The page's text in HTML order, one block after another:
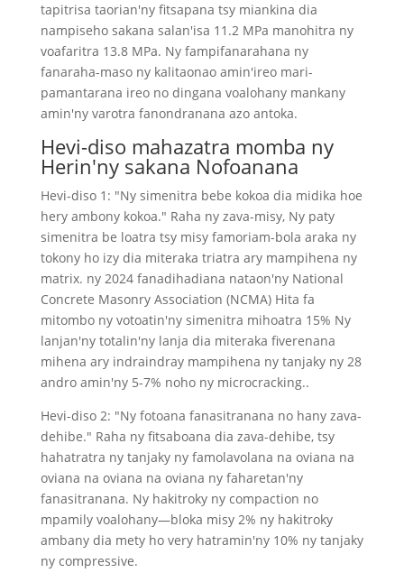
tapitrisa taorian'ny fitsapana tsy miankina dia
nampiseho sakana salan'isa 11.2 MPa manohitra ny
voafaritra 13.8 MPa. Ny fampifanarahana ny
fanaraha-maso ny kalitaonao amin'ireo mari-
pamantarana ireo no dingana voalohany mankany
amin'ny varotra fanondranana azo antoka.
Hevi-diso mahazatra momba ny
Herin'ny sakana Nofoanana
Hevi-diso 1: "Ny simenitra bebe kokoa dia midika hoe
hery ambony kokoa." Raha ny zava-misy, Ny paty
simenitra be loatra tsy misy famoriam-bola araka ny
tokony ho izy dia miteraka triatra ary mampihena ny
matrix. ny 2024 fanadihadiana nataon'ny National
Concrete Masonry Association (NCMA) Hita fa
mitombo ny votoatin'ny simenitra mihoatra 15% Ny
lanjan'ny totalin'ny lanja dia miteraka fiverenana
mihena ary indraindray mampihena ny tanjaky ny 28
andro amin'ny 5-7% noho ny microcracking..
Hevi-diso 2: "Ny fotoana fanasitranana no hany zava-
dehibe." Raha ny fitsaboana dia zava-dehibe, tsy
hahatratra ny tanjaky ny famolavolana na oviana na
oviana na oviana na oviana ny faharetan'ny
fanasitranana. Ny hakitroky ny compaction no
mpamily voalohany—bloka misy 2% ny hakitroky
ambany dia mety ho very hatramin'ny 10% ny tanjaky
ny compressive.